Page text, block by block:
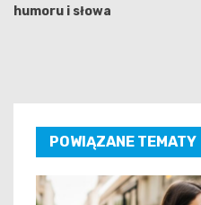
humoru i słowa
POWIĄZANE TEMATY